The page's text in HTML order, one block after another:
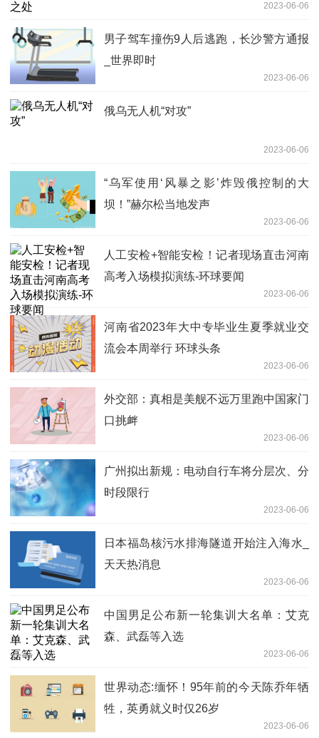
2023-06-06
男子驾车撞伤9人后逃跑，长沙警方通报
_世界即时
2023-06-06
俄乌无人机“对攻”
2023-06-06
“乌军使用‘风暴之影’炸毁俄控制的大
坝！”赫尔松当地发声
2023-06-06
人工安检+智能安检！记者现场直击河南
高考入场模拟演练-环球要闻
2023-06-06
河南省2023年大中专毕业生夏季就业交
流会本周举行 环球头条
2023-06-06
外交部：真相是美舰不远万里跑中国家门
口挑衅
2023-06-06
广州拟出新规：电动自行车将分层次、分
时段限行
2023-06-06
日本福岛核污水排海隧道开始注入海水_
天天热消息
2023-06-06
中国男足公布新一轮集训大名单：艾克
森、武磊等入选
2023-06-06
世界动态:缅怀！95年前的今天陈乔年牺
牲，英勇就义时仅26岁
2023-06-06